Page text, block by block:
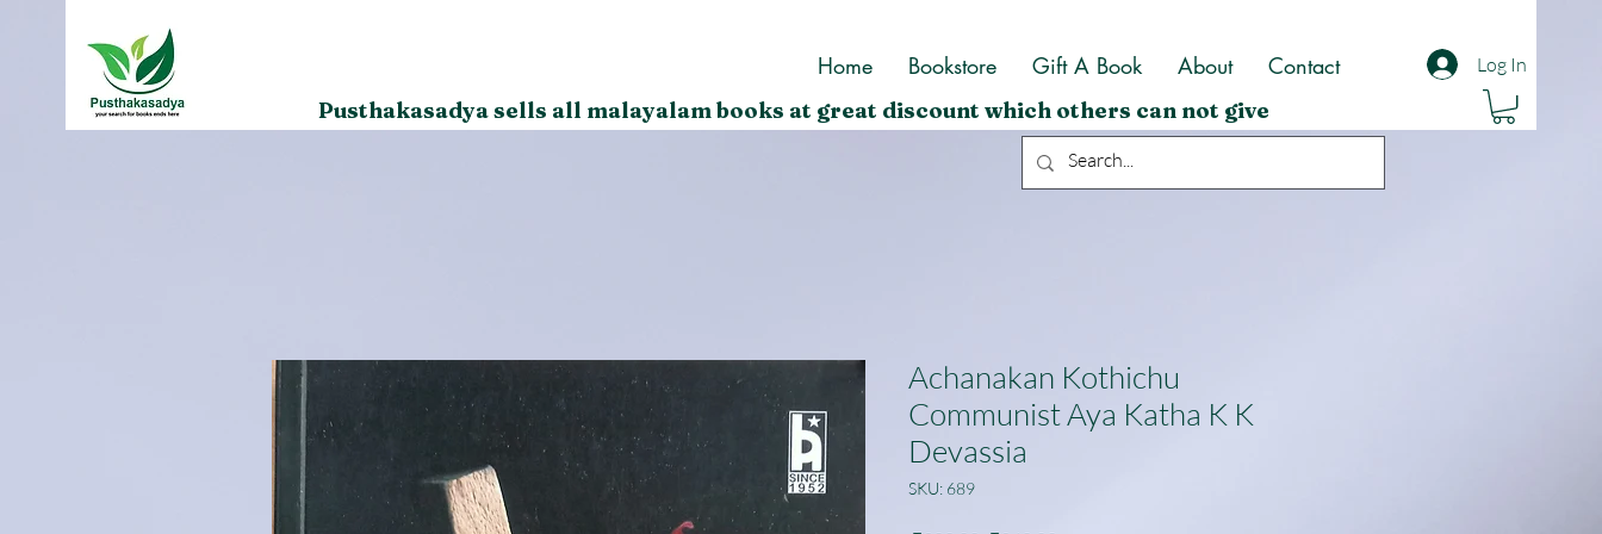
Home Bookstore Gift A Book About Contact Log In
Pusthakasadya sells all malayalam books at great discount which others can not give
Achanakan Kothichu
Communist Aya Katha K K
Devassia
SKU: 689